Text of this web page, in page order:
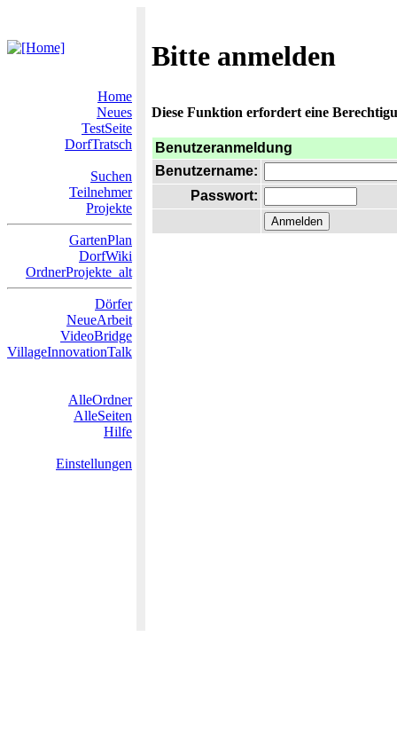
Bitte anmelden
Home
Neues
TestSeite
DorfTratsch
Suchen
Teilnehmer
Projekte
GartenPlan
DorfWiki
OrdnerProjekte_alt
Dörfer
NeueArbeit
VideoBridge
VillageInnovationTalk
AlleOrdner
AlleSeiten
Hilfe
Einstellungen
Diese Funktion erfordert eine
Benutzeranmeldung
Benutzername:
Passwort: